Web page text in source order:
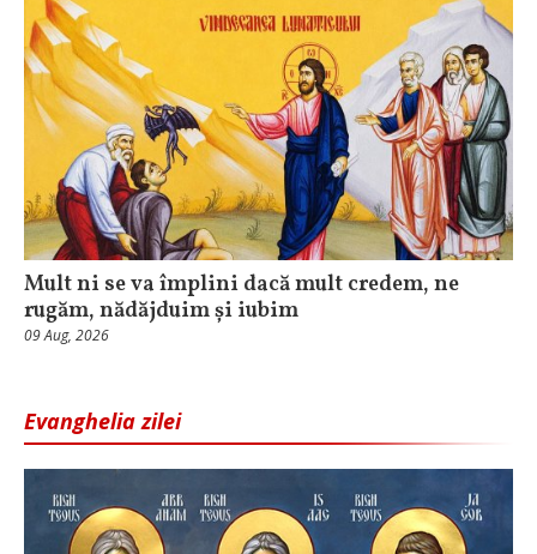
Mult ni se va împlini dacă mult credem, ne
rugăm, nădăjduim și iubim
09 Aug, 2026
Evanghelia zilei